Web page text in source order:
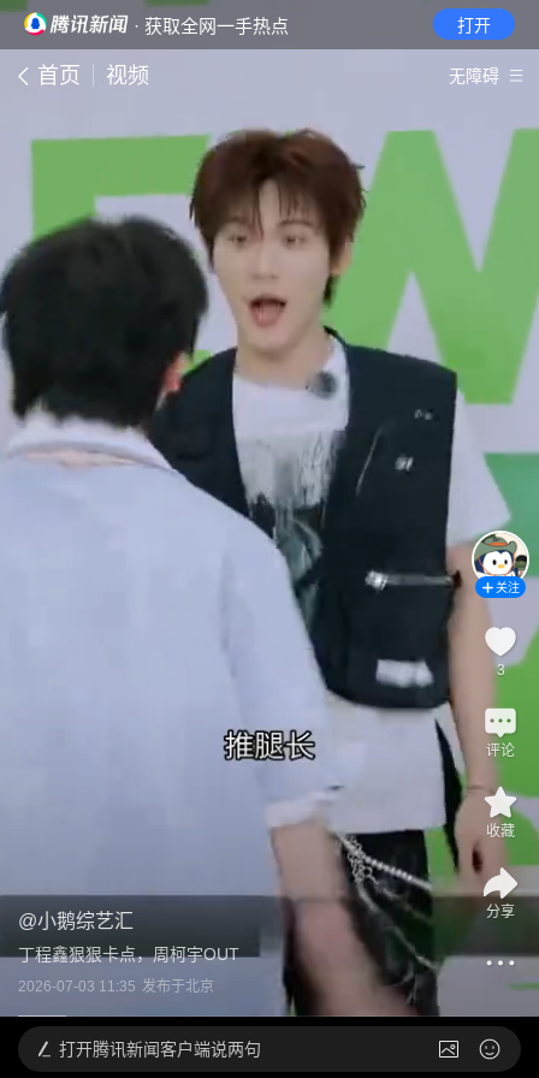
· 获取全网一手热点 打开
首页 视频 无障碍
@小鹅综艺汇
丁程鑫狠狠卡点，周柯宇OUT
2026-07-03 11:35 发布于北京
关注
3
评论
收藏
分享
打开腾讯新闻客户端说两句